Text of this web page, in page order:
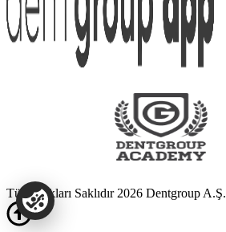
Tüm Hakları Saklıdır 2026 Dentgroup A.Ş.